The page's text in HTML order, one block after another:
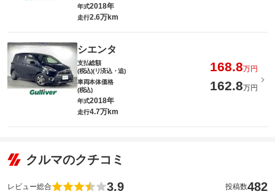
年式2018年
走行2.6万km
シエンタ
支払総額
(税込)(リ済込・追)
168.8万円
車両本体価格
(税込)
162.8万円
年式2018年
走行4.7万km
クルマのクチコミ
レビュー総合 3.9 投稿数482